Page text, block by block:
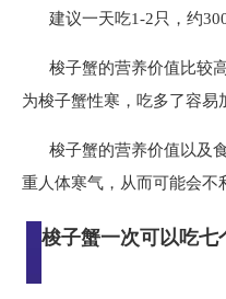
建议一天吃1-2只，约
梭子蟹的营养价值比较
为梭子蟹性寒，吃多了容
梭子蟹的营养价值以及
重人体寒气，从而可能会不
梭子蟹一次可以吃七